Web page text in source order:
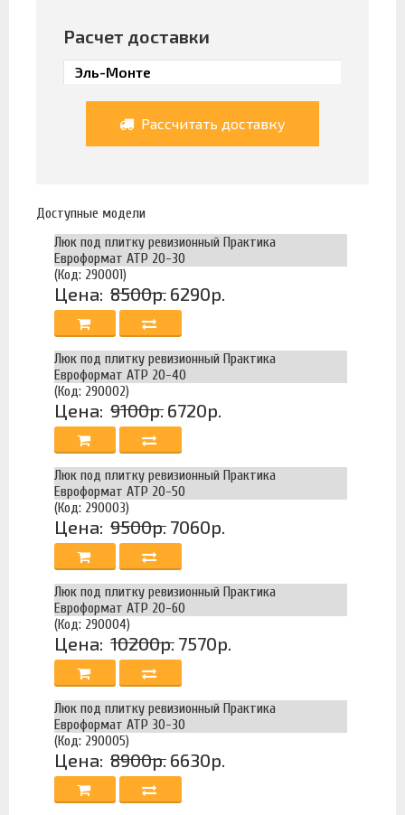
Расчет доставки
Рассчитать доставку
Доступные модели
Люк под плитку ревизионный Практика
Евроформат АТР 20-30
(Код: 290001)
Цена: 8500р. 6290р.
Люк под плитку ревизионный Практика
Евроформат АТР 20-40
(Код: 290002)
Цена: 9100р. 6720р.
Люк под плитку ревизионный Практика
Евроформат АТР 20-50
(Код: 290003)
Цена: 9500р. 7060р.
Люк под плитку ревизионный Практика
Евроформат АТР 20-60
(Код: 290004)
Цена: 10200р. 7570р.
Люк под плитку ревизионный Практика
Евроформат АТР 30-30
(Код: 290005)
Цена: 8900р. 6630р.